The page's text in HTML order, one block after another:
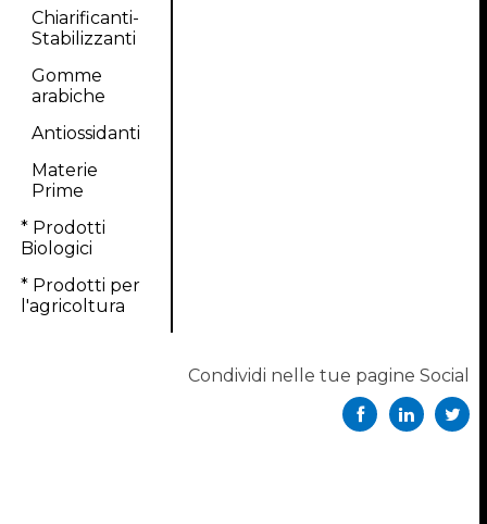
Chiarificanti-
Stabilizzanti
Gomme
arabiche
Antiossidanti
Materie
Prime
* Prodotti
Biologici
* Prodotti per
l'agricoltura
Condividi nelle tue pagine Social